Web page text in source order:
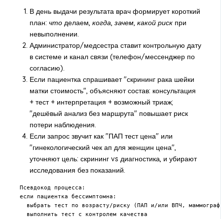
В день выдачи результата врач формирует короткий
план: чтоделаем, когда, зачем, какой рискпри
невыполнении.
Администратор/медсестра ставит контрольную дату
в системе и канал связи (телефон/мессенджер по
согласию).
Если пациентка спрашивает "скрининг рака шейки
матки стоимость", объясняют состав: консультация
+ тест + интерпретация + возможный триаж;
"дешёвый анализ без маршрута" повышает риск
потери наблюдения.
Если запрос звучит как "ПАП тест цена" или
"гинекологический чек ап для женщин цена",
уточняют цель: скрининг vs диагностика, и убирают
исследования без показаний.
Псевдокод процесса:
если пациентка бессимптомна:
выбрать тест по возрасту/риску (ПАП и/или ВПЧ,
  выполнить тест с контролем качества